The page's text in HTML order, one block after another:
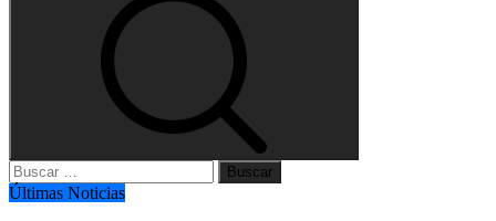
Buscar:
Últimas Noticias